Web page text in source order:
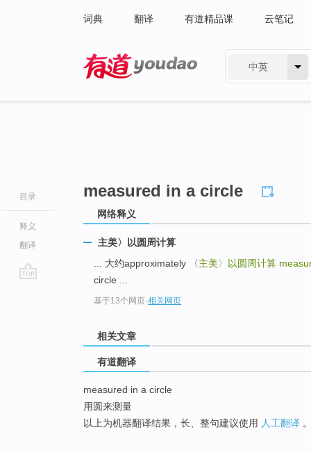
词典 翻译 有道精品课 云笔记
中英
目录
释义
翻译
measured in a circle
网络释义
主美〉以圆周计算
... 大约approximately 〈主美〉以圆周计算
circle ...
基于13个网页-相关网页
相关文章
有道翻译
measured in a circle
用圆来测量
以上为机器翻译结果，长、整句建议使用 人工翻译